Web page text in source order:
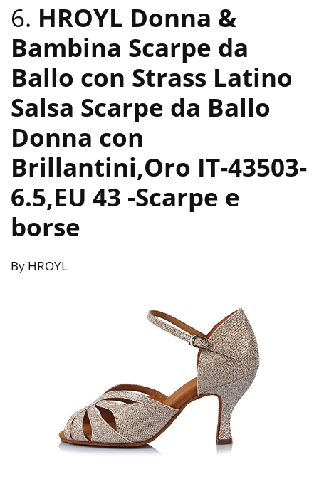
6. HROYL Donna &
Bambina Scarpe da
Ballo con Strass Latino
Salsa Scarpe da Ballo
Donna con
Brillantini,Oro IT-43503-
6.5,EU 43 -Scarpe e
borse
By HROYL